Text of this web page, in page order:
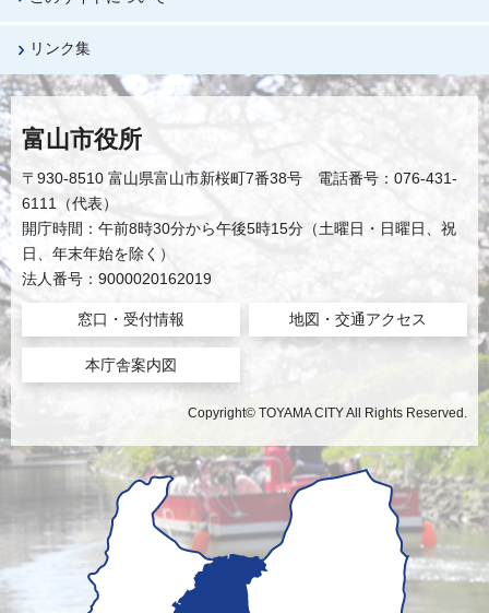
リンク集
富山市役所
〒930-8510 富山県富山市新桜町7番38号 電話番号：076-431-
6111（代表）
開庁時間：午前8時30分から午後5時15分（土曜日・日曜日、祝
日、年末年始を除く）
法人番号：9000020162019
窓口・受付情報 地図・交通アクセス
本庁舎案内図
Copyright© TOYAMA CITY All Rights Reserved.